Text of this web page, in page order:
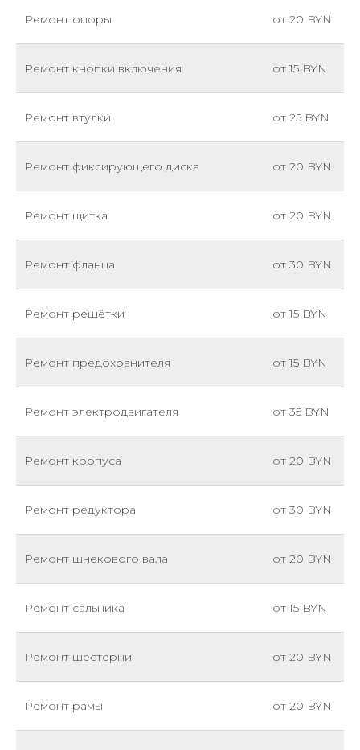
Ремонт опоры от 20 BYN
Ремонт кнопки включения от 15 BYN
Ремонт втулки от 25 BYN
Ремонт фиксирующего диска от 20 BYN
Ремонт щитка от 20 BYN
Ремонт фланца от 30 BYN
Ремонт решётки от 15 BYN
Ремонт предохранителя от 15 BYN
Ремонт электродвигателя от 35 BYN
Ремонт корпуса от 20 BYN
Ремонт редуктора от 30 BYN
Ремонт шнекового вала от 20 BYN
Ремонт сальника от 15 BYN
Ремонт шестерни от 20 BYN
Ремонт рамы от 20 BYN